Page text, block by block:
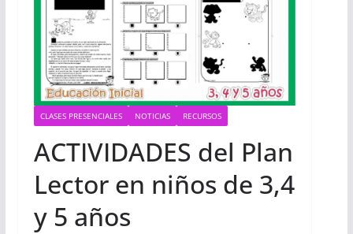
CLASES PRESENCIALES NOTICIAS RECURSOS
ACTIVIDADES del Plan
Lector en niños de 3,4
y 5 años